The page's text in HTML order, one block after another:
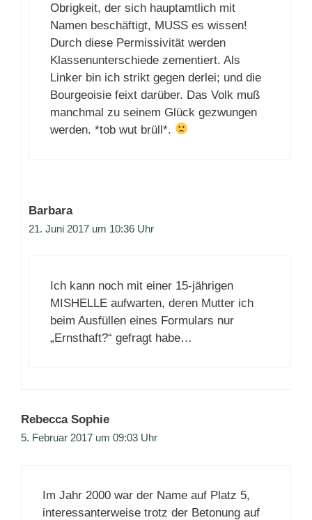
Obrigkeit, der sich hauptamtlich mit
Namen beschäftigt, MUSS es wissen!
Durch diese Permissivität werden
Klassenunterschiede zementiert. Als
Linker bin ich strikt gegen derlei; und die
Bourgeoisie feixt darüber. Das Volk muß
manchmal zu seinem Glück gezwungen
werden. *tob wut brüll*.
Barbara
21. Juni 2017 um 10:36 Uhr
Ich kann noch mit einer 15-jährigen
MISHELLE aufwarten, deren Mutter ich
beim Ausfüllen eines Formulars nur
„Ernsthaft?“ gefragt habe…
Rebecca Sophie
5. Februar 2017 um 09:03 Uhr
Im Jahr 2000 war der Name auf Platz 5,
interessanterweise trotz der Betonung auf